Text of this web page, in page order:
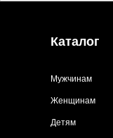
Каталог
Мужчинам
Женщинам
Детям